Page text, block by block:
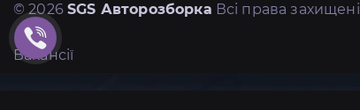
© 2026SGS Авторозборка Всі права захищені
Вакансії